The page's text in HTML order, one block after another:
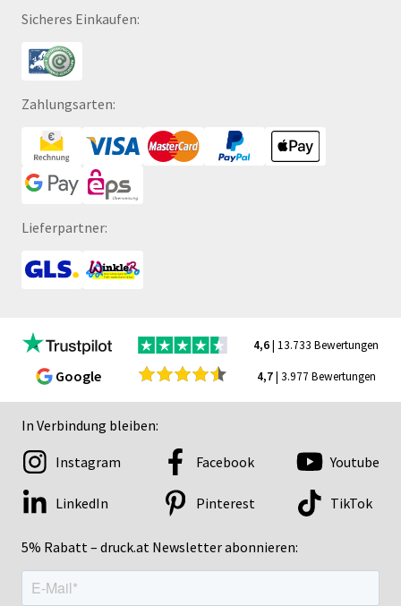
Sicheres Einkaufen:
Zahlungsarten:
Lieferpartner:
4,6| 13.733 Bewertungen
Google 4,7| 3.977 Bewertungen
In Verbindung bleiben:
5% Rabatt – druck.at Newsletter abonnieren:
Instagram Facebook Youtube
LinkedIn Pinterest TikTok